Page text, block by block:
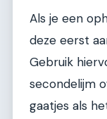
Als je een
deze eerst
Gebruik
secondelijm
gaatjes als